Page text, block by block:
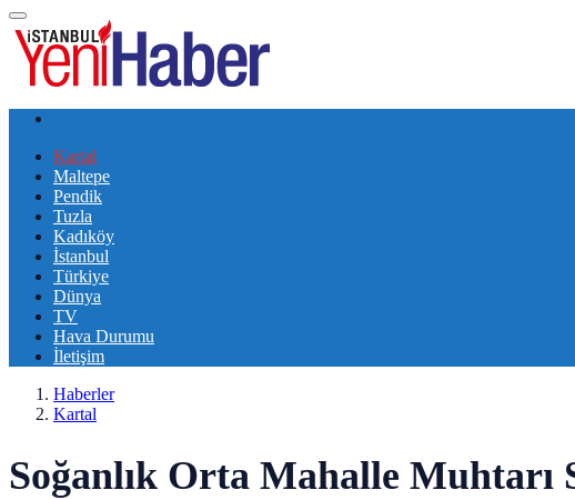
Kartal
Maltepe
Pendik
Tuzla
Kadıköy
İstanbul
Türkiye
Dünya
TV
Hava Durumu
İletişim
Haberler
Kartal
Soğanlık Orta Mahalle Muhtarı